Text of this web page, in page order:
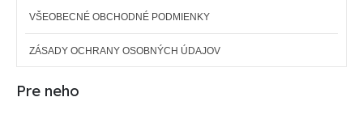
VŠEOBECNÉ OBCHODNÉ PODMIENKY
ZÁSADY OCHRANY OSOBNÝCH ÚDAJOV
Pre neho